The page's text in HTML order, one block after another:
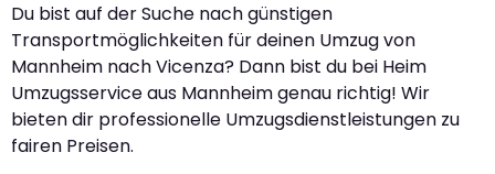
Du bist auf der Suche nach günstigen
Transportmöglichkeiten für deinen Umzug von
Mannheim nach Vicenza? Dann bist du bei Heim
Umzugsservice aus Mannheim genau richtig! Wir
bieten dir professionelle Umzugsdienstleistungen zu
fairen Preisen.